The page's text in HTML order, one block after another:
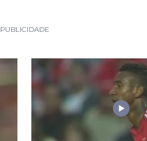
PUBLICIDADE